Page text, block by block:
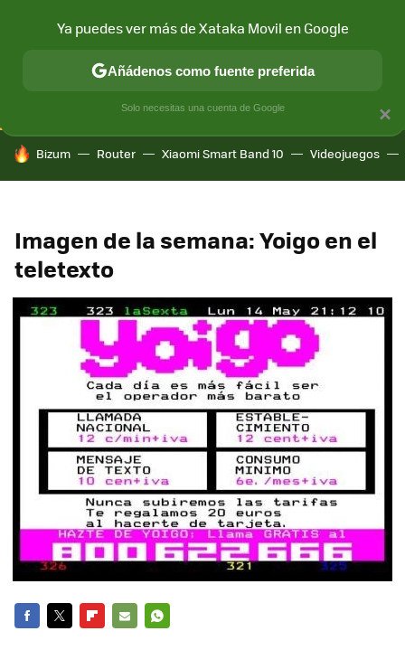
CONECTIVIDAD MÓVIL Y SOCIEDAD APLICACIONES
HOY SE HABLA DE
Bizum Router Xiaomi Smart Band 10 Videojuegos
Imagen de la semana: Yoigo en el
teletexto
×
Ya puedes ver más de Xataka Movil en Google
Añádenos como fuente preferida
Solo necesitas una cuenta de Google